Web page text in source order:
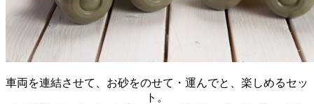
車両を連結させて、お砂をのせて・運んでと、楽しめるセッ
ト。